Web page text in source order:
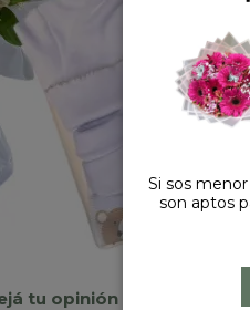
tu opinión
Si sos
son aptos